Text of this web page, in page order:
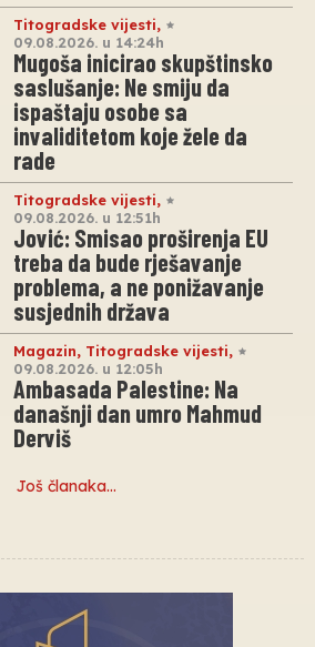
Titogradske vijesti,
09.08.2026. u 14:24h
Mugoša inicirao skupštinsko
saslušanje: Ne smiju da
ispaštaju osobe sa
invaliditetom koje žele da
rade
Titogradske vijesti,
09.08.2026. u 12:51h
Jović: Smisao proširenja EU
treba da bude rješavanje
problema, a ne ponižavanje
susjednih država
Magazin, Titogradske vijesti,
09.08.2026. u 12:05h
Ambasada Palestine: Na
današnji dan umro Mahmud
Derviš
Još članaka…